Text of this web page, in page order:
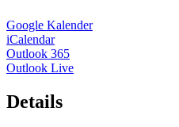
Google Kalender
iCalendar
Outlook 365
Outlook Live
Details